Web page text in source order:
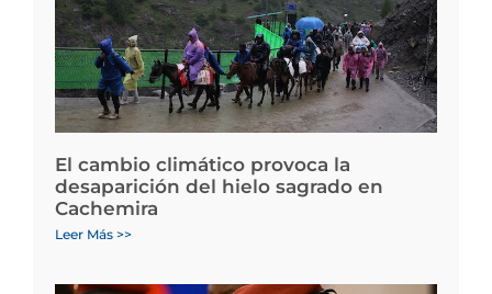
El cambio climático provoca la
desaparición del hielo sagrado en
Cachemira
Leer Más >>